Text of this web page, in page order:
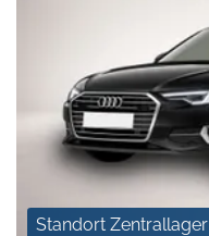
Standort Zentrallager